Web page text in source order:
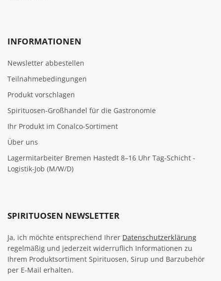
INFORMATIONEN
Newsletter abbestellen
Teilnahmebedingungen
Produkt vorschlagen
Spirituosen-Großhandel für die Gastronomie
Ihr Produkt im Conalco-Sortiment
Über uns
Lagermitarbeiter Bremen Hastedt 8–16 Uhr Tag-Schicht -
Logistik-Job (M/W/D)
SPIRITUOSEN NEWSLETTER
Ja, ich möchte entsprechend Ihrer Datenschutzerklärung
regelmäßig und jederzeit widerruflich Informationen zu
Ihrem Produktsortiment Spirituosen, Sirup und Barzubehör
per E-Mail erhalten.